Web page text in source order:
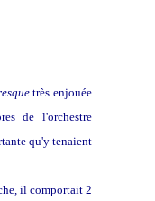
très enjouée
de l'orchestre
qu'y tenaient
il comportait 2